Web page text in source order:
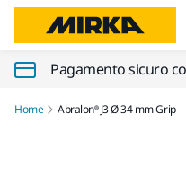
Pagamento sicuro
Home Abralon® J3 Ø 34 mm Grip